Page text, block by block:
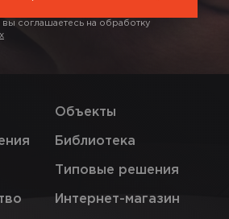
соглашаетесь на обработку
Объекты
Библиотека
Типовые решения
Интернет-магазин